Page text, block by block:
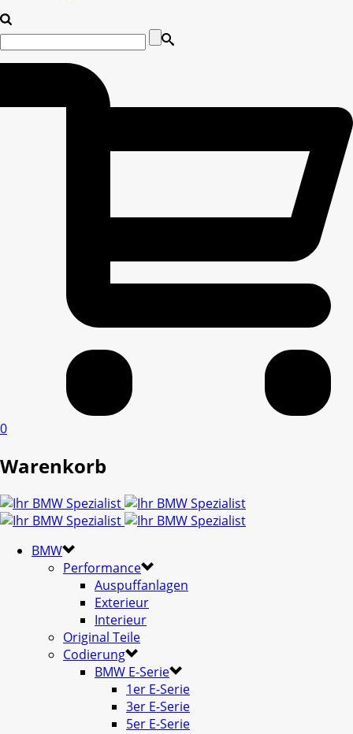
0
Warenkorb
BMW
Performance
Auspuffanlagen
Exterieur
Interieur
Original Teile
Codierung
BMW E-Serie
1er E-Serie
3er E-Serie
5er E-Serie